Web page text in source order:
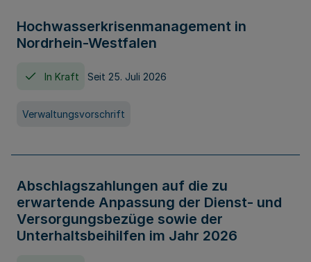
Hochwasserkrisenmanagement in
Nordrhein-Westfalen
In Kraft Seit 25. Juli 2026
Verwaltungsvorschrift
Abschlagszahlungen auf die zu
erwartende Anpassung der Dienst- und
Versorgungsbezüge sowie der
Unterhaltsbeihilfen im Jahr 2026